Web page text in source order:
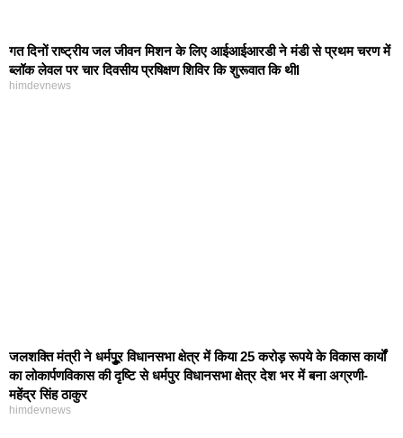
गत दिनों राष्ट्रीय जल जीवन मिशन के लिए आईआईआरडी ने मंडी से प्रथम चरण में
ब्लॉक लेवल पर चार दिवसीय प्रषिक्षण शिविर कि शुरूवात कि थीI
himdevnews
जलशक्ति मंत्री ने धर्मपुूर विधानसभा क्षेत्र में किया 25 करोड़ रूपये के विकास कार्यों
का लोकार्पणविकास की दृष्टि से धर्मपुर विधानसभा क्षेत्र देश भर में बना अग्रणी-
महेंद्र सिंह ठाकुर
himdevnews